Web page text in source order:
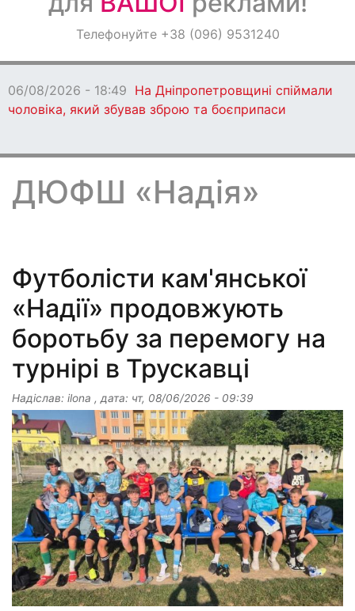
ОголошенняТелефонуйте +38 (096) 9531240
06/08/2026 - 18:49 На Дніпропетровщині спіймали
чоловіка, який збував зброю та боєприпаси
ДЮФШ «Надія»
Футболісти кам'янської
«Надії» продовжують
боротьбу за перемогу на
турнірі в Трускавці
Надіслав: ilona , дата: чт, 08/06/2026 - 09:39